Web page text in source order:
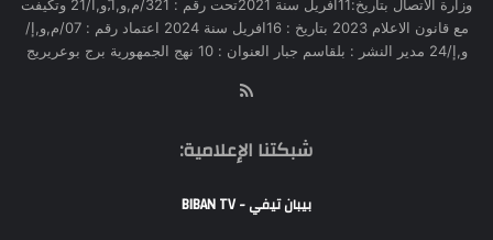
وزارة الاتصال بتاريخ:11أفريل سنة 2021تحت رقم : 321/م,و,ا,ّو,ا/21 وتكيفت
مع قانون الاعلام 2023 بتاريخ : 16افريل سنة 2024 اعتماد رقم : 07/م,و,إ/
و,إ/24 مدير النشر : بلقاسم جبار العنوان : 10 نهج الجمهورية برج بوعريريج
شبكتنا الإعلامية:
بيبان تيفي - BIBAN TV